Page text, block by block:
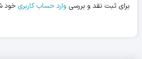
برای ثبت نقد و بررسی وارد حساب کاربریخود